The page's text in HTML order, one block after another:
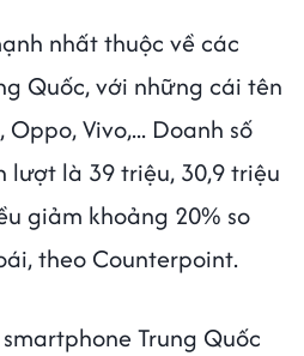
nhất thuộc về các
Quốc, với những cái tên
Vivo,... Doanh số
lượt là 39 triệu, 30,9 triệu
giảm khoảng 20% so
theo Counterpoint.
Trung Quốc